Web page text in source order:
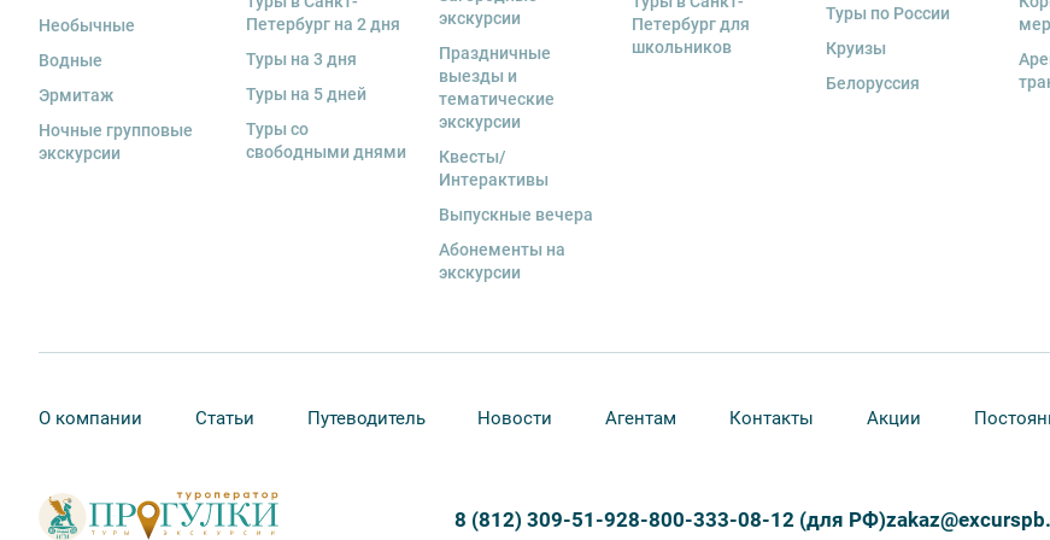
Вы также можете ближе познакомиться с намив разделе “О компании”.
если экскурсионная программа отменяется по инициативе экскурсионного объекта. В случае
отмены экскурсии все денежные средства возвращаются клиенту в полном объеме.
8. На ряд экскурсий туроператор предоставляет в аренду аудиооборудование. Ответственность за
сохранность оборудования во время проведения экскурсионной программы возлагается на
экскурсанта. В случае утери или порчи оборудования экскурсант обязан возместить полную
стоимость комплекта в размере 5500 руб. 00 коп.
Необычные
Водные
Эрмитаж
Ночные групповые
экскурсии
Петербург на 2 дня
Туры на 3 дня
Туры на 5 дней
Туры со
свободными днями
экскурсии
Праздничные
выезды и
тематические
экскурсии
Квесты/
Интерактивы
Выпускные вечера
Абонементы на
экскурсии
Петербург для
школьников
Туры по России
Круизы
Белоруссия
О компании Статьи Путеводитель Новости Агентам Контакты Акции
8 (812) 309-51-928-800-333-08-12 (для РФ)